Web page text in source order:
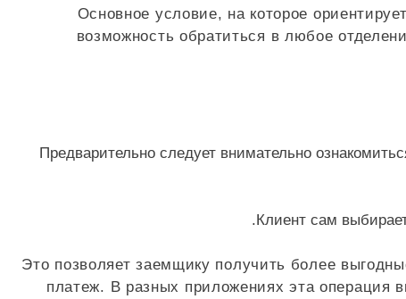
Основное условие, на которое
возможность обратиться в любое
Предварительно следует внимательно
Клиент сам
Это позволяет заемщику получить более
платеж. В разных приложениях эта операция